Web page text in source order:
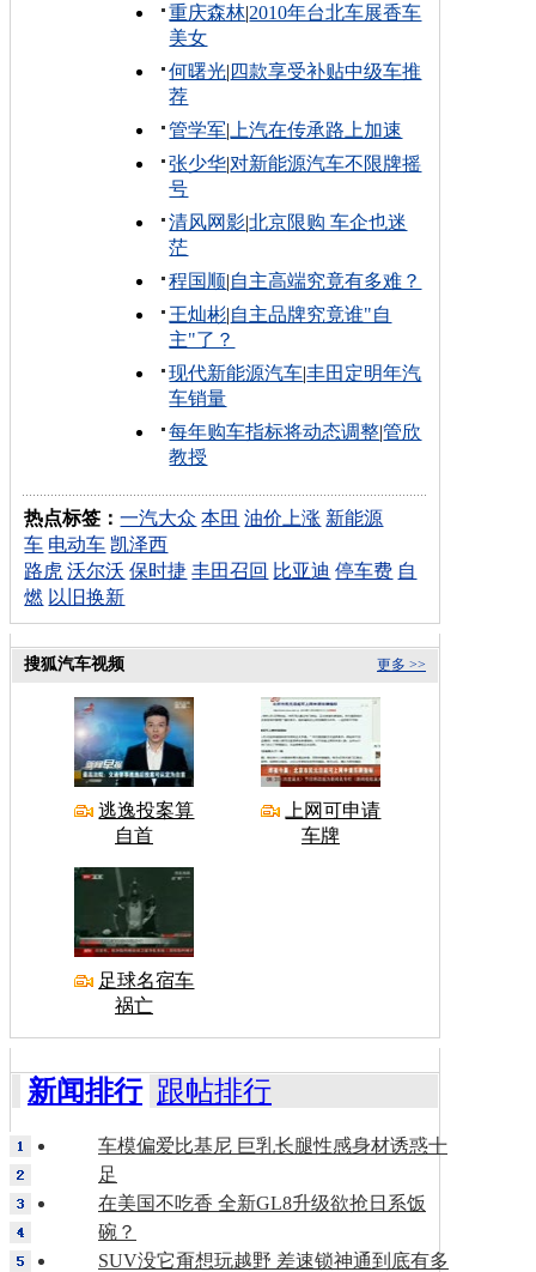
重庆森林|2010年台北车展香车
美女
何曙光| 四款享受补贴中级车推
荐
管学军| 上汽在传承路上加速
张少华|对新能源汽车不限牌摇
号
清风网影|北京限购 车企也迷
茫
程国顺|自主高端究竟有多难？
王灿彬|自主品牌究竟谁"自
主"了？
现代新能源汽车|丰田定明年汽
车销量
每年购车指标将动态调整|管欣
教授
热点标签：一汽大众 本田 油价上涨 新能源
车 电动车 凯泽西
路虎 沃尔沃 保时捷 丰田召回 比亚迪 停车费 自
燃 以旧换新
更多 >>
搜狐汽车视频
逃逸投案算
自首
上网可申请
车牌
足球名宿车
祸亡
新闻排行 跟帖排行
车模偏爱比基尼 巨乳长腿性感身材诱惑十
足
在美国不吃香 全新GL8升级欲抢日系饭
碗？
SUV没它甭想玩越野 差速锁神通到底有多